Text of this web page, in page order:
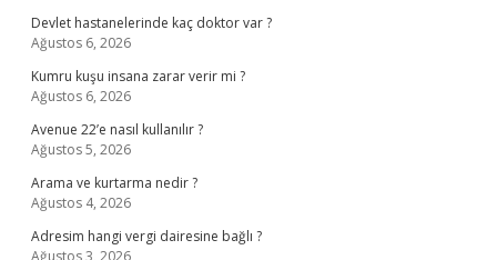
Devlet hastanelerinde kaç doktor var ?
Ağustos 6, 2026
Kumru kuşu insana zarar verir mi ?
Ağustos 6, 2026
Avenue 22’e nasıl kullanılır ?
Ağustos 5, 2026
Arama ve kurtarma nedir ?
Ağustos 4, 2026
Adresim hangi vergi dairesine bağlı ?
Ağustos 3, 2026